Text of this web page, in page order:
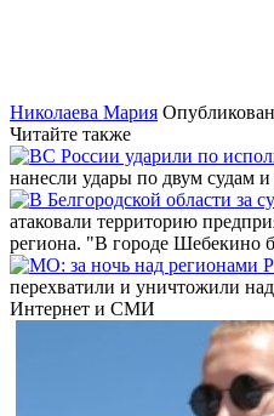
Николаева Мария
Читайте также
нанесли удары по двум судам
атаковали территорию
региона. "В городе Шебекино
перехватили и уничтожили
Интернет и СМИ